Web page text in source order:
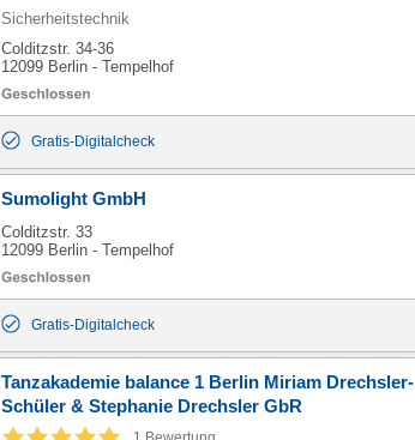
Sicherheitstechnik
Colditzstr. 34-36
12099 Berlin - Tempelhof
Gratis-Digitalcheck
Sumolight GmbH
Colditzstr. 33
12099 Berlin - Tempelhof
Gratis-Digitalcheck
Tanzakademie balance 1 Berlin Miriam Drechsler-
Schüler & Stephanie Drechsler GbR